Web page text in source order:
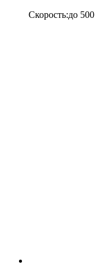
Скорость:до 500